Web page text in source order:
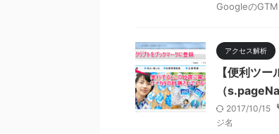
Googleの
アクセス解析
【便利ツ
（
2017/10/15
ジ名